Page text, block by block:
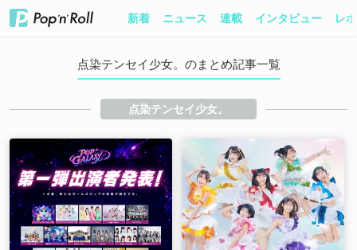
新着 ニュース 連載 インタビュー レ
点染テンセイ少女。のまとめ記事一覧
点染テンセイ少女。